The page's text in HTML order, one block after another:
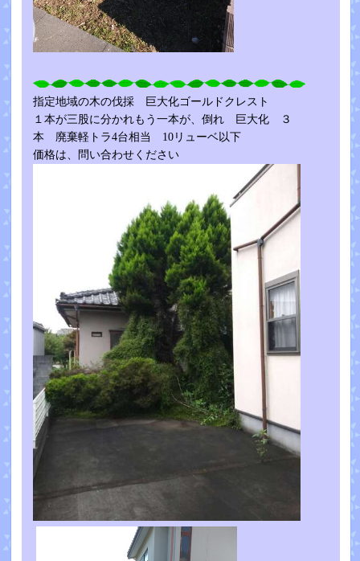
指定地域の木の伐採 巨大化ゴールドクレスト
１本が三股に分かれもう一本が、倒れ 巨大化 ３
本 廃棄軽トラ4台相当 10リューベ以下
価格は、問い合わせください